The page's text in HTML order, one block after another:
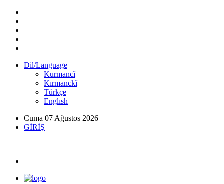
Dil/Language
Kurmancî
Kırmanckî
Türkçe
Englısh
Cuma 07 Ağustos 2026
GİRİŞ